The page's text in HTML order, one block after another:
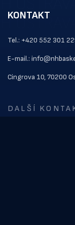
KONTAKT
Tel.: +420 552 301
E-mail.:
Cingrova 10, 70200
DALŠÍ